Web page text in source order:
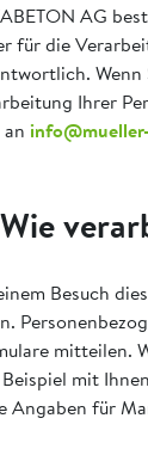
AG
für die
Wenn
Ihrer
Besuch
mitteilen.
mit
Angaben für